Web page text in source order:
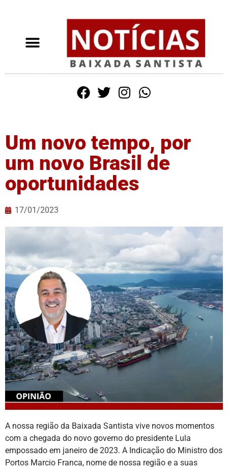
Um novo tempo, por
um novo Brasil de
oportunidades
17/01/2023
A nossa região da Baixada Santista vive novos momentos
com a chegada do novo governo do presidente Lula
empossado em janeiro de 2023. A Indicação do Ministro dos
Portos Marcio Franca, nome de nossa região e a suas